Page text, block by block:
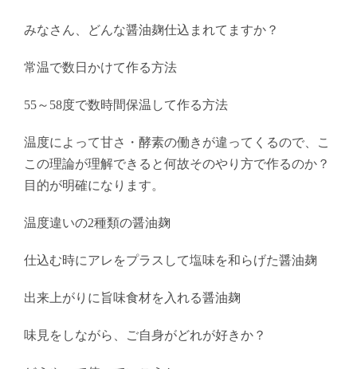
みなさん、どんな醤油麹仕込まれてますか？
常温で数日かけて作る方法
55～58度で数時間保温して作る方法
温度によって甘さ・酵素の働きが違ってくるので、こ
この理論が理解できると何故そのやり方で作るのか？
目的が明確になります。
温度違いの2種類の醤油麹
仕込む時にアレをプラスして塩味を和らげた醤油麹
出来上がりに旨味食材を入れる醤油麹
味見をしながら、ご自身がどれが好きか？